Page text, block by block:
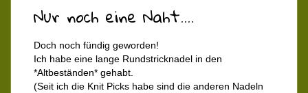
Nur noch eine Naht....
Doch noch fündig geworden!
Ich habe eine lange Rundstricknadel in den
*Altbeständen* gehabt.
(Seit ich die Knit Picks habe sind die anderen Nadeln